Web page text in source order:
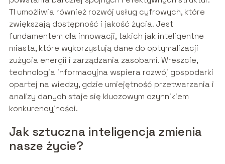
TI umożliwia również rozwój usług cyfrowych, które
zwiększają dostępność i jakość życia. Jest
fundamentem dla innowacji, takich jak inteligentne
miasta, które wykorzystują dane do optymalizacji
zużycia energii i zarządzania zasobami. Wreszcie,
technologia informacyjna wspiera rozwój gospodarki
opartej na wiedzy, gdzie umiejętność przetwarzania i
analizy danych staje się kluczowym czynnikiem
konkurencyjności.
Jak sztuczna inteligencja zmienia
nasze życie?